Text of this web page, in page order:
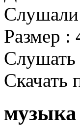
Размер :
Скачать
музыка